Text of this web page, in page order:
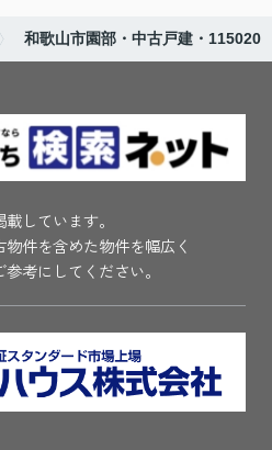
和歌山市園部・中古戸建・115020
しています。
件を含めた物件を幅広く
考にしてください。